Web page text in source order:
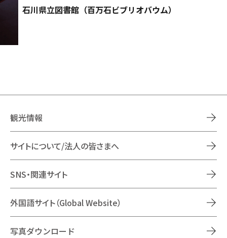
石川県立図書館（百万石ビブリオバウム）
観光情報
サイトについて/法人の皆さまへ
SNS・関連サイト
外国語サイト（Global Website）
写真ダウンロード